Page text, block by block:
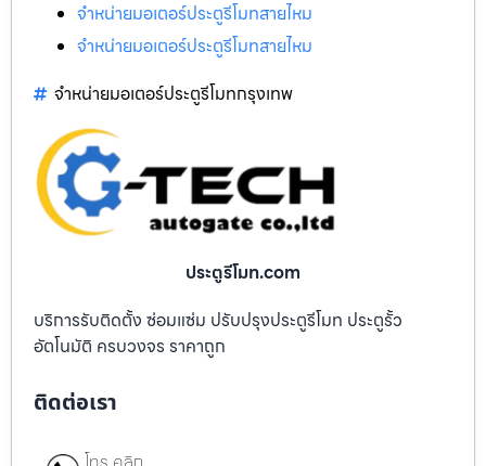
จำหน่ายมอเตอร์ประตูรีโมทสายไหม
จำหน่ายมอเตอร์ประตูรีโมทสายไหม
จำหน่ายมอเตอร์ประตูรีโมทกรุงเทพ
ประตูรีโมท.com
บริการรับติดตั้ง ซ่อมแซ่ม ปรับปรุงประตูรีโมท ประตูรั้ว
อัตโนมัติ ครบวงจร ราคาถูก
ติดต่อเรา